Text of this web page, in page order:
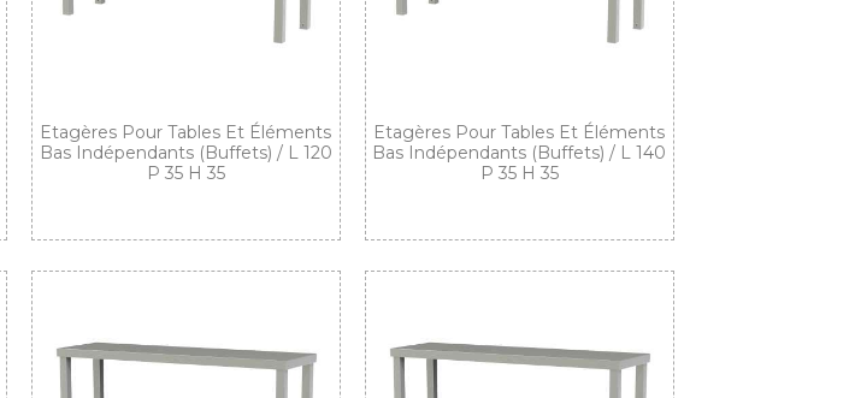
Etagères Pour Tables Et Éléments
Bas Indépendants (buffets) / L 120
P 35 H 35
Etagères Pour Tables Et Éléments
Bas Indépendants (buffets) / L 140
P 35 H 35